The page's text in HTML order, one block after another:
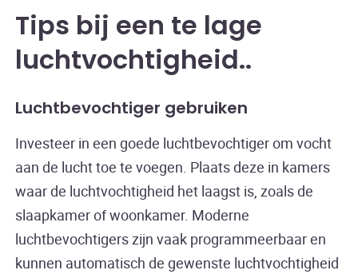
Tips bij een te lage
luchtvochtigheid.
Luchtbevochtiger gebruiken
Investeer in een goede luchtbevochtiger om vocht
aan de lucht toe te voegen. Plaats deze in kamers
waar de luchtvochtigheid het laagst is, zoals de
slaapkamer of woonkamer. Moderne
luchtbevochtigers zijn vaak programmeerbaar en
kunnen automatisch de gewenste luchtvochtigheid